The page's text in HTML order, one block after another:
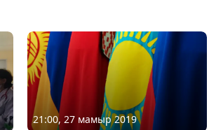
21:00, 27 мамыр 2019